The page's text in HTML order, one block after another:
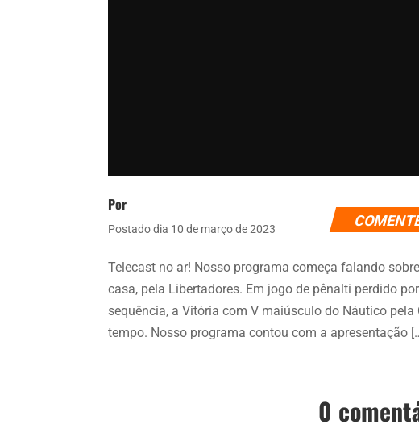
Por
Postado dia 10 de março de 2023
Telecast no ar! Nosso programa começa falando
casa, pela Libertadores. Em jogo de pênalti perdido
sequência, a Vitória com V maiúsculo do Náutico
tempo. Nosso programa contou com a apresentação
0